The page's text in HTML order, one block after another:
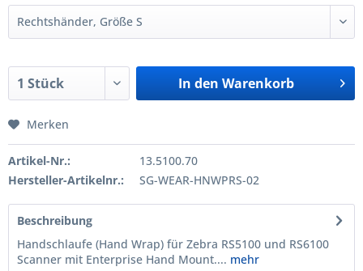
In den Warenkorb
Merken
Artikel-Nr.:
13.5100.70
Hersteller-Artikelnr.:
SG-WEAR-HNWPRS-02
Beschreibung
Handschlaufe (Hand Wrap) für Zebra RS5100 und RS6100
Scanner mit Enterprise Hand Mount.... mehr